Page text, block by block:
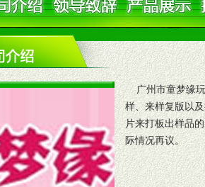
广州市童梦缘玩
样、来样复版以
片来打板出样品
际情况再议。